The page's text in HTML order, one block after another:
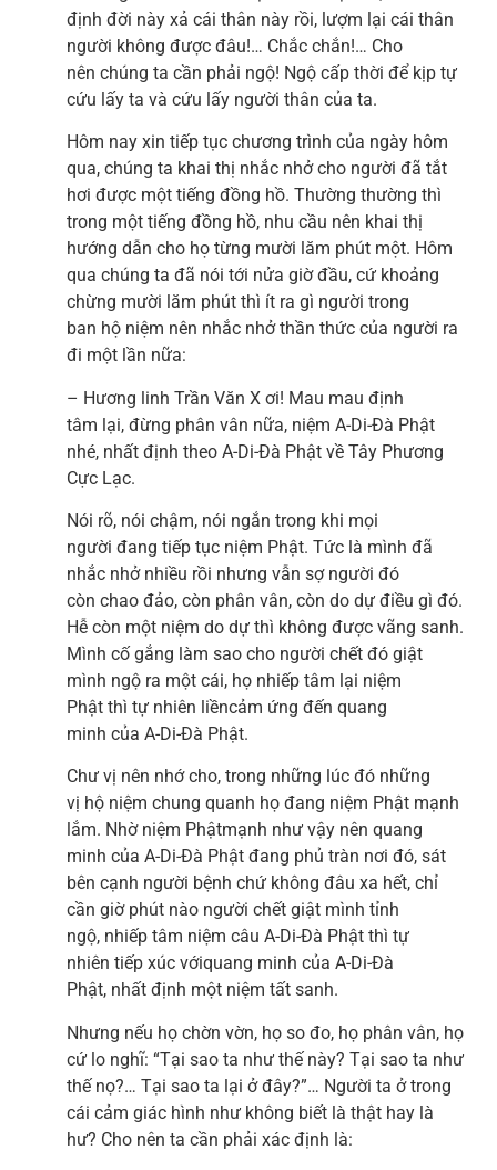
định đời này xả cái thân này rồi, lượm lại cái thân
người không được đâu!… Chắc chắn!… Cho
nên chúng ta cần phải ngộ! Ngộ cấp thời để kịp tự
cứu lấy ta và cứu lấy người thân của ta.
Hôm nay xin tiếp tục chương trình của ngày hôm
qua, chúng ta khai thị nhắc nhở cho người đã tắt
hơi được một tiếng đồng hồ. Thường thường thì
trong một tiếng đồng hồ, nhu cầu nên khai thị
hướng dẫn cho họ từng mười lăm phút một. Hôm
qua chúng ta đã nói tới nửa giờ đầu, cứ khoảng
chừng mười lăm phút thì ít ra gì người trong
ban hộ niệm nên nhắc nhở thần thức của người ra
đi một lần nữa:
– Hương linh Trần Văn X ơi! Mau mau định
tâm lại, đừng phân vân nữa, niệm A-Di-Đà Phật
nhé, nhất định theo A-Di-Đà Phật về Tây Phương
Cực Lạc.
Nói rõ, nói chậm, nói ngắn trong khi mọi
người đang tiếp tục niệm Phật. Tức là mình đã
nhắc nhở nhiều rồi nhưng vẫn sợ người đó
còn chao đảo, còn phân vân, còn do dự điều gì đó.
Hễ còn một niệm do dự thì không được vãng sanh.
Mình cố gắng làm sao cho người chết đó giật
mình ngộ ra một cái, họ nhiếp tâm lại niệm
Phật thì tự nhiên liềncảm ứng đến quang
minh của A-Di-Đà Phật.
Chư vị nên nhớ cho, trong những lúc đó những
vị hộ niệm chung quanh họ đang niệm Phật mạnh
lắm. Nhờ niệm Phậtmạnh như vậy nên quang
minh của A-Di-Đà Phật đang phủ tràn nơi đó, sát
bên cạnh người bệnh chứ không đâu xa hết, chỉ
cần giờ phút nào người chết giật mình tỉnh
ngộ, nhiếp tâm niệm câu A-Di-Đà Phật thì tự
nhiên tiếp xúc vớiquang minh của A-Di-Đà
Phật, nhất định một niệm tất sanh.
Nhưng nếu họ chờn vờn, họ so đo, họ phân vân, họ
cứ lo nghĩ: “Tại sao ta như thế này? Tại sao ta như
thế nọ?… Tại sao ta lại ở đây?”… Người ta ở trong
cái cảm giác hình như không biết là thật hay là
hư? Cho nên ta cần phải xác định là: